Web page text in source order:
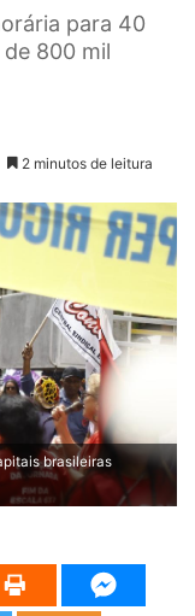
para 40
800 mil
2 minutos de leitura
brasileiras